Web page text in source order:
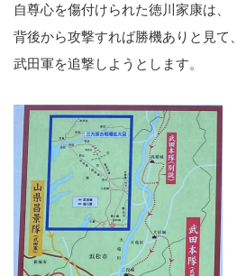
自尊心を傷付けられた徳川家康は、
背後から攻撃すれば勝機ありと見て、
武田軍を追撃しようとします。